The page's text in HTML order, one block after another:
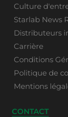
Culture
Starlab News
Distributeurs
Carrière
Conditions
Politique de
Mentions
CONTACT